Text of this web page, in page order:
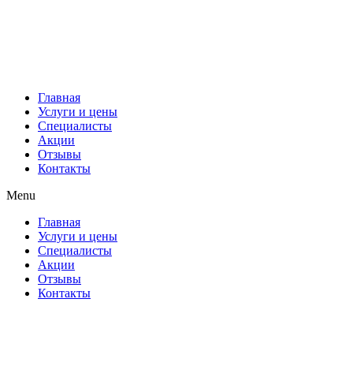
Главная
Услуги и цены
Специалисты
Акции
Отзывы
Контакты
Menu
Главная
Услуги и цены
Специалисты
Акции
Отзывы
Контакты